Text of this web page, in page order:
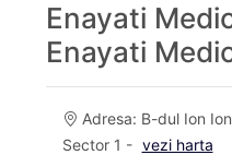
Enayati
Enayati
Adresa: B-dul Ion
Sector 1 - vezi harta